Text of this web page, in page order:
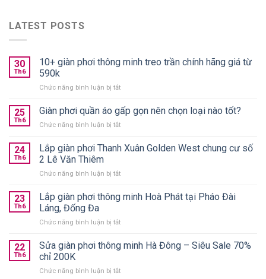
LATEST POSTS
30
Th6
10+ giàn phơi thông minh treo trần chính hãng giá từ
590k
Chức năng bình luận bị tắtở
giàn
phơi
thông
treo
hãng
từ
25
Th6
Giàn phơi quần áo gấp gọn nên chọn loại nào tốt?
Chức năng bình luận bị tắtở
phơi
gấp
nên
nào
24
Th6
Lắp giàn phơi Thanh Xuân Golden West chung cư số
2 Lê Văn Thiêm
Chức năng bình luận bị tắtở
giàn
Xuân
West
số
23
Th6
Lắp giàn phơi thông minh Hoà Phát tại Pháo Đài
Láng, Đống Đa
Chức năng bình luận bị tắtở
giàn
phơi
minh
22
Th6
Sửa giàn phơi thông minh Hà Đông – Siêu Sale 70%
chỉ 200K
Chức năng bình luận bị tắtở